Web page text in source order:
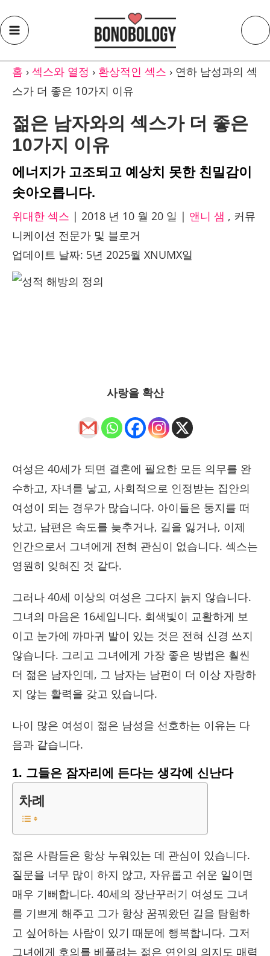
홈 › 섹스와 열정 › 환상적인 섹스 › 연하 남성과의 섹
스가 더 좋은 10가지 이유
젊은 남자와의 섹스가 더 좋은
10가지 이유
에너지가 고조되고 예상치 못한 친밀감이
솟아오릅니다.
위대한 섹스 | 2018 년 10 월 20 일 | 앤니 샘 , 커뮤
니케이션 전문가 및 블로거
업데이트 날짜: 5년 2025월 XNUMX일
사랑을 확산
여성은 40세가 되면 결혼에 필요한 모든 의무를 완
수하고, 자녀를 낳고, 사회적으로 인정받는 집안의
여성이 되는 경우가 많습니다. 아이들은 둥지를 떠
났고, 남편은 속도를 늦추거나, 길을 잃거나, 이제
인간으로서 그녀에게 전혀 관심이 없습니다. 섹스는
영원히 잊혀진 것 같다.
그러나 40세 이상의 여성은 그다지 늙지 않습니다.
그녀의 마음은 16세입니다. 회색빛이 교활하게 보
이고 눈가에 까마귀 발이 있는 것은 전혀 신경 쓰지
않습니다. 그리고 그녀에게 가장 좋은 방법은 훨씬
더 젊은 남자인데, 그 남자는 남편이 더 이상 자랑하
지 않는 활력을 갖고 있습니다.
나이 많은 여성이 젊은 남성을 선호하는 이유는 다
음과 같습니다.
1. 그들은 잠자리에 든다는 생각에 신난다
차례
젊은 사람들은 항상 누워있는 데 관심이 있습니다.
질문을 너무 많이 하지 않고, 자유롭고 쉬운 일이면
매우 기뻐합니다. 40세의 장난꾸러기 여성도 그녀
를 기쁘게 해주고 그가 항상 꿈꿔왔던 길을 탐험하
고 싶어하는 사람이 있기 때문에 행복합니다. 그저
그녀에게 호의를 베풀려는 젊은 연인의 의지도 매력